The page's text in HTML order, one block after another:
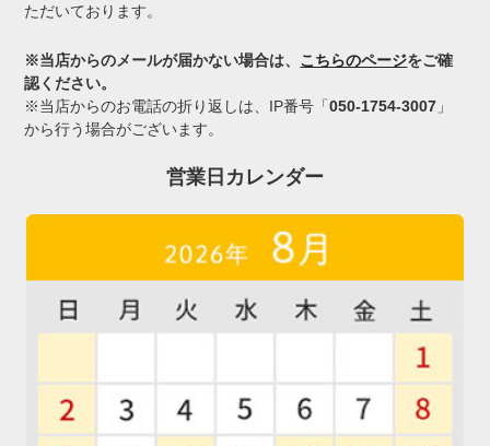
ただいております。
※当店からのメールが届かない場合は、 こちらのページをご確
認ください。
※当店からのお電話の折り返しは、IP番号「050-1754-3007 」
から行う場合がございます。
営業日カレンダー